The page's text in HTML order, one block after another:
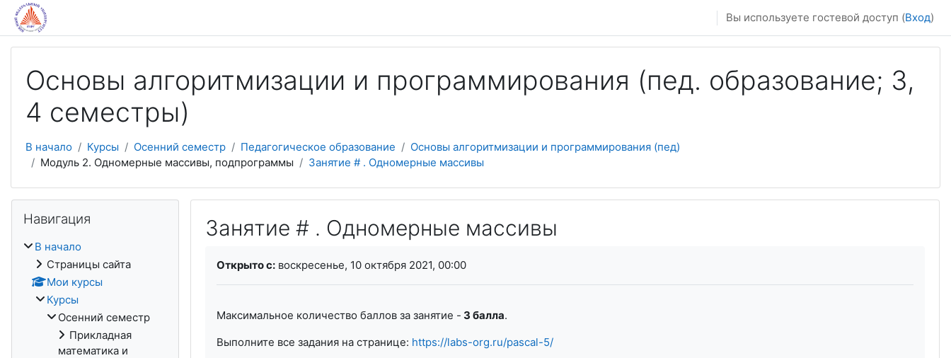
Перейти к основному содержанию
Вы используете гостевой доступ (Вход)
Основы алгоритмизации и программирования (пед. образование; 3,
4 семестры)
В начало Курсы Осенний семестр Педагогическое образование
Основы алгоритмизации и программирования (пед)
Модуль 2. Одномерные массивы, подпрограммы
Занятие # . Одномерные массивы
Занятие # . Одномерные массивы
Открыто с:воскресенье, 10 октября 2021, 00:00
Максимальное количество баллов за занятие - 3 балла.
Выполните все задания на странице: https://labs-org.ru/pascal-5/
Навигация
В начало
Страницы сайта
Мои курсы
Курсы
Осенний семестр
Прикладная
математика и